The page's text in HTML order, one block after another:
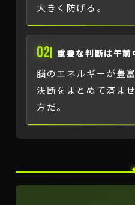
大きく防げる。
02 重要な判断は午前
脳のエネルギーが豊
決断をまとめて済ま
方だ。